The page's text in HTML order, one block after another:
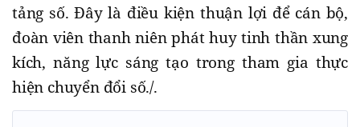
tảng số. Đây là điều kiện thuận lợi để cán bộ,
đoàn viên thanh niên phát huy tinh thần xung
kích, năng lực sáng tạo trong tham gia thực
hiện chuyển đổi số./.